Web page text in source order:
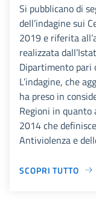
Si pubblicano di
dell’indagine sui
2019 e riferita
realizzata
Dipartimento pari
L’indagine, che
ha preso in
Regioni in quanto
2014 che
Antiviolenza e
SCOPRI TUTTO